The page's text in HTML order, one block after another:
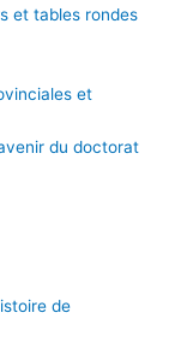
et tables rondes
et
du doctorat
de